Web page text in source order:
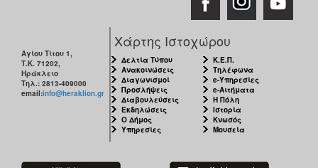
Αγίου Τίτου 1,
Τ.Κ. 71202,
Ηράκλειο
Τηλ.: 2813-409000
email:info@heraklion.gr
Χάρτης Ιστοχώρου
Δελτία Τύπου
Ανακοινώσεις
Διαγωνισμοί
Προσλήψεις
Διαβουλεύσεις
Εκδηλώσεις
Ο Δήμος
Υπηρεσίες
Κ.Ε.Π.
Τηλέφωνα
e-Υπηρεσίες
e-Αιτήματα
Η Πόλη
Ιστορία
Κνωσός
Μουσεία